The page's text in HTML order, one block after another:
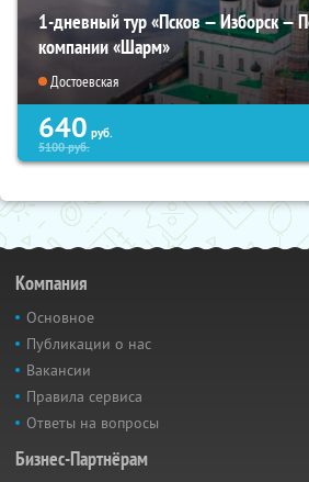
1-дневный тур «Псков — Изборск —
компании «Шарм»
Достоевская
640 руб.
5100руб.
Компания
Основное
Публикации о нас
Вакансии
Правила сервиса
Ответы на вопросы
Бизнес-Партнёрам